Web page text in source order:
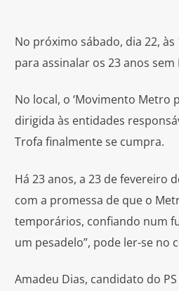
No próximo sábado, dia 22,
para assinalar os 23 anos
No local, o ‘Movimento Metro
dirigida às entidades
Trofa finalmente se cumpra.
Há 23 anos, a 23 de fevereiro
com a promessa de que o
temporários, confiando num
um pesadelo”, pode ler-se no
Amadeu Dias, candidato do